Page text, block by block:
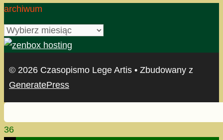
archiwum
archiwum
© 2026 Czasopismo Lege Artis • Zbudowany z
GeneratePress
36